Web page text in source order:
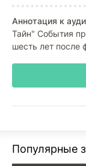
Аннотация к
Тайн" События
шесть лет после
Популярные